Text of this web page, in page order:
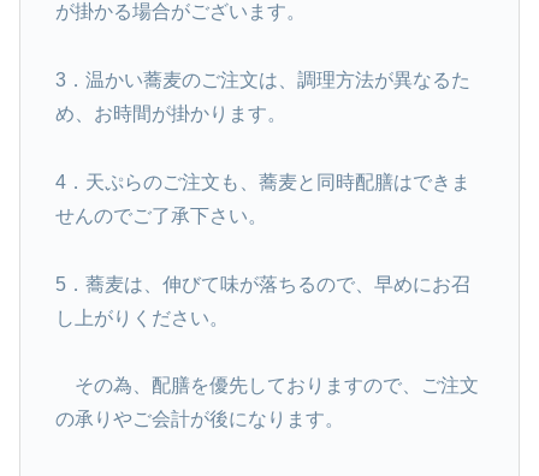
が掛かる場合がございます。
3．温かい蕎麦のご注文は、調理方法が異なるた
め、お時間が掛かります。
4．天ぷらのご注文も、蕎麦と同時配膳はできま
せんのでご了承下さい。
5．蕎麦は、伸びて味が落ちるので、早めにお召
し上がりください。
その為、配膳を優先しておりますので、ご注文
の承りやご会計が後になります。